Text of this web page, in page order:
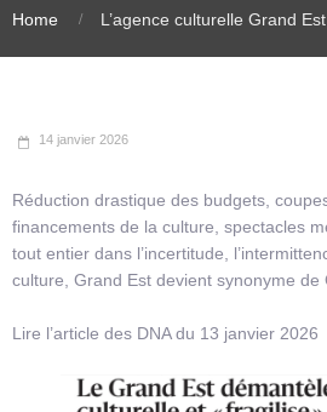
Home L’agence culturelle Grand
14 janvier 2026
Réduction drastique des budgets,
financements de la culture, spectacles
tout entier dans l’incertitude,
culture, Grand Est devient synonyme de
Lire l’article des DNA du 13 janvier 2026